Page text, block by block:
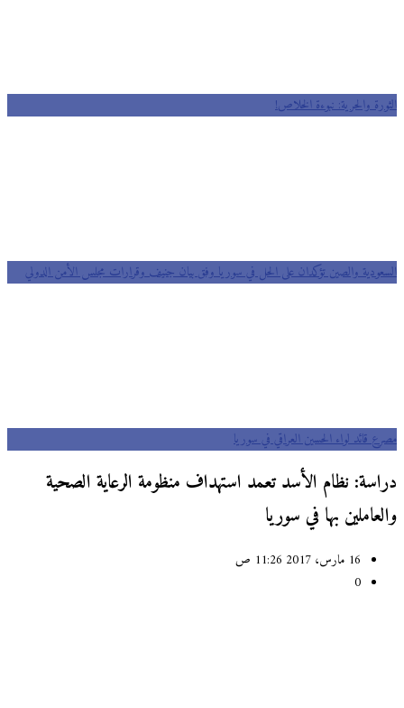
الثورة والحرية: نبوءة الخلاص!
السعودية والصين تؤكدان على الحل في سوريا وفق بيان جنيف وقرارات مجلس الأمن الدولي
مصرع قائد لواء الحسين العراقي في سوريا
دراسة: نظام الأسد تعمد استهداف منظومة الرعاية الصحية
والعاملين بها في سوريا
16 مارس، 2017 11:26 ص